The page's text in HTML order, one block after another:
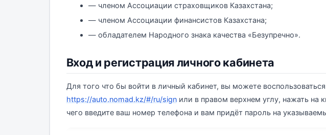
— членом Ассоциации страховщиков Казахстана;
— членом Ассоциации финансистов Казахстана;
— обладателем Народного знака качества «Безупречно».
Вход и регистрация личного кабинета
Для того что бы войти в личный кабинет, вы можете
https://auto.nomad.kz/#/ru/signили в правом верхнем углу, нажать на
чего введите ваш номер телефона и вам придёт пароль на